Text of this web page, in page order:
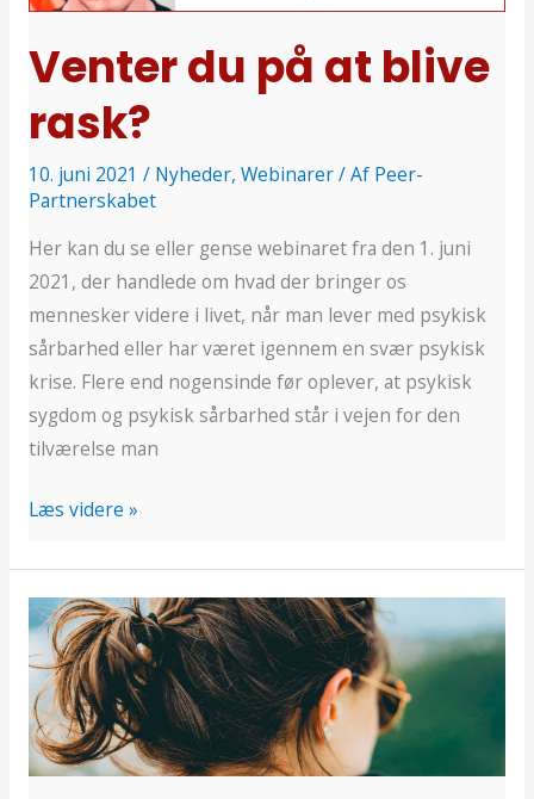
Venter du på at blive
rask?
10. juni 2021 / Nyheder, Webinarer/ Af Peer-
Partnerskabet
Her kan du se eller gense webinaret fra den 1. juni
2021, der handlede om hvad der bringer os
mennesker videre i livet, når man lever med psykisk
sårbarhed eller har været igennem en svær psykisk
krise. Flere end nogensinde før oplever, at psykisk
sygdom og psykisk sårbarhed står i vejen for den
tilværelse man
rask?
Læs videre »
Peer-
gruppen
gav
nye
veninder
og